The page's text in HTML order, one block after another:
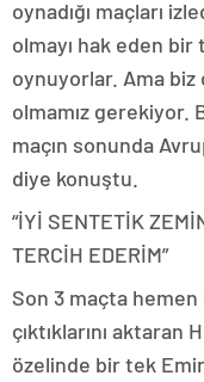
oynadığı maçları
olmayı hak eden bir
oynuyorlar. Ama biz
olmamız gerekiyor.
maçın sonunda
diye konuştu.
“İYİ SENTETİK
TERCİH EDERİM”
Son 3 maçta hemen
çıktıklarını aktaran
özelinde bir tek